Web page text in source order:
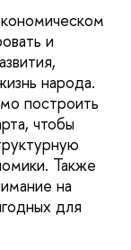
и
народа.
построить
чтобы
Также
на
для